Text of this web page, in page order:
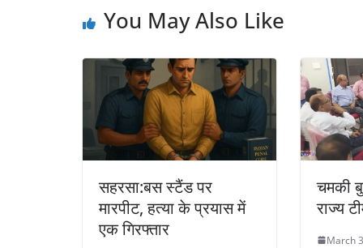
p o
k
n
You May Also Like
सहरसा:बस स्टैंड पर
मारपीट, हत्या के प्रयास में
एक गिरफ्तार
चमकी
राज्य
March